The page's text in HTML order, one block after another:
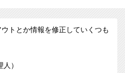
トとか情報を修正していくつも
）